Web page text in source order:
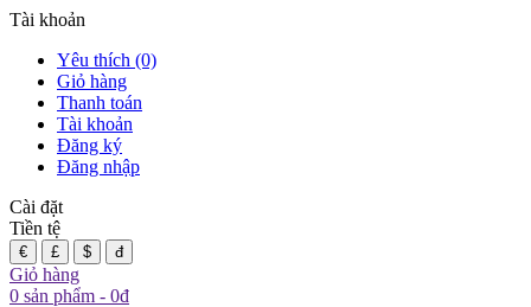
Tài khoản
Yêu thích (0)
Giỏ hàng
Thanh toán
Tài khoản
Đăng ký
Đăng nhập
Cài đặt
Tiền tệ
€ £ $ đ
Giỏ hàng
0 sản phẩm - 0đ